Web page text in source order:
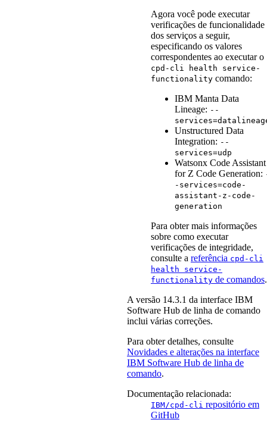
Agora você pode executar
verificações de funcionalidade
dos serviços a seguir,
especificando os valores
correspondentes ao executar o
cpd-cli health
service-
functionality comando:
IBM Manta Data
Lineage: --
services=
Unstructured Data
Integration: --
services=udp
Watsonx Code Assistant
for Z Code Generation:
-services=code-
assistant-z-code-
generation
Para obter mais informações
sobre como executar
verificações de integridade,
consulte a referência cpd-cli
health
service-
functionality de comandos.
A versão 14.3.1 da interface IBM
Software Hub de linha de comando
inclui várias correções.
Para obter detalhes, consulte
Novidades e alterações na interface
IBM Software Hub de linha de
comando.
Documentação relacionada:
IBM/cpd-cli repositório em
GitHub